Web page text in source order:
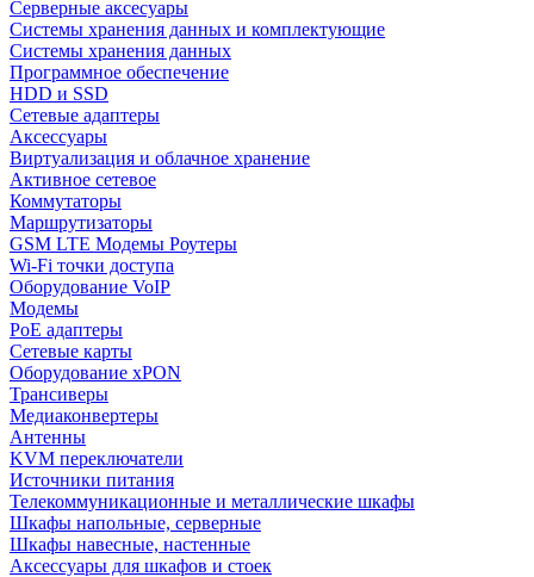
Серверные аксесуары
Системы хранения данных и комплектующие
Системы хранения данных
Программное обеспечение
HDD и SSD
Сетевые адаптеры
Аксессуары
Виртуализация и облачное хранение
Активное сетевое
Коммутаторы
Маршрутизаторы
GSM LTE Модемы Роутеры
Wi-Fi точки доступа
Оборудование VoIP
Модемы
PoE адаптеры
Сетевые карты
Оборудование xPON
Трансиверы
Медиаконвертеры
Антенны
KVM переключатели
Источники питания
Телекоммуникационные и металлические шкафы
Шкафы напольные, серверные
Шкафы навесные, настенные
Аксессуары для шкафов и стоек